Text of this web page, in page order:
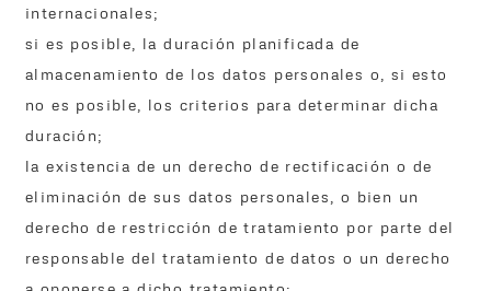
internacionales;
si es posible, la duración planificada de
almacenamiento de los datos personales o, si esto
no es posible, los criterios para determinar dicha
duración;
la existencia de un derecho de rectificación o de
eliminación de sus datos personales, o bien un
derecho de restricción de tratamiento por parte del
responsable del tratamiento de datos o un derecho